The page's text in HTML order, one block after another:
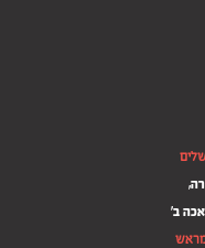
ב'